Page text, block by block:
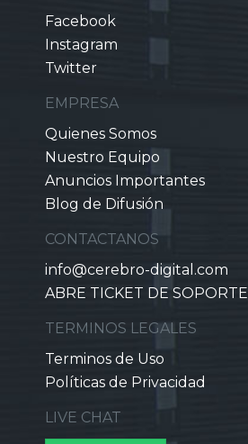
Facebook
Instagram
Twitter
EMPRESA
Quienes Somos
Nuestro Equipo
Anuncios Importantes
Blog de Difusión
CONTACTANOS
info@cerebro-digital.com
ABRE TICKET DE SOPORTE
TERMINOS LEGALES
Terminos de Uso
Políticas de Privacidad
LIVE CHAT